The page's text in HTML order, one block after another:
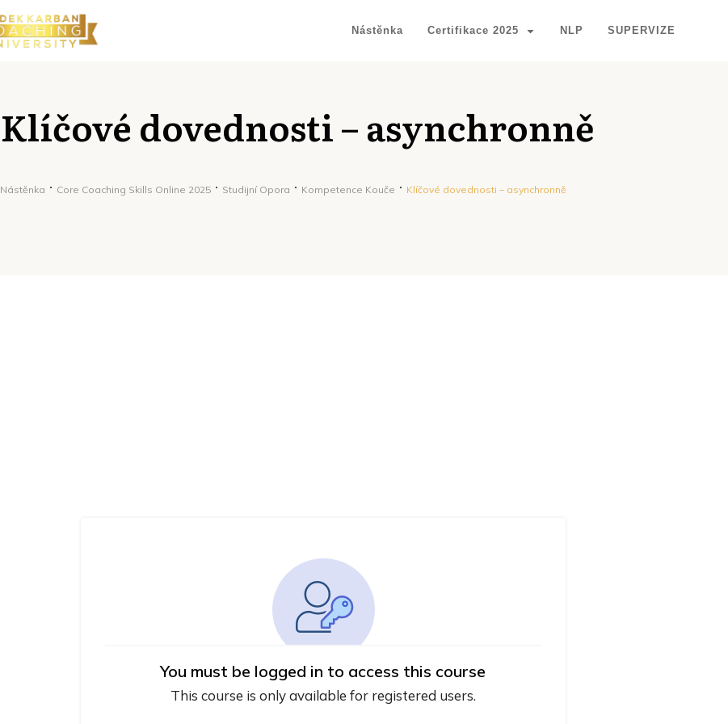
Nástěnka Certifikace 2025 NLP SUPERVIZE
Klíčové dovednosti – asynchronně
Nástěnka Core Coaching Skills Online 2025 Studijní Opora Kompetence Kouče Klíčové dovednosti – asynchronně
You must be logged in to access this course
This course is only available for registered users.